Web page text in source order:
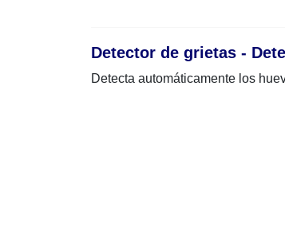
Detector de grietas -
Detecta automáticamente los